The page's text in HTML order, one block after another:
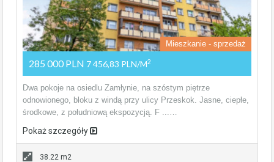
Mieszkanie - sprzedaż
285 000 PLN 7 456,83 PLN/m2
Dwa pokoje na osiedlu Zamłynie, na szóstym piętrze
odnowionego, bloku z windą przy ulicy Przeskok. Jasne, ciepłe,
środkowe, z południową ekspozycją. F ...…
Pokaż szczegóły
38.22 m2